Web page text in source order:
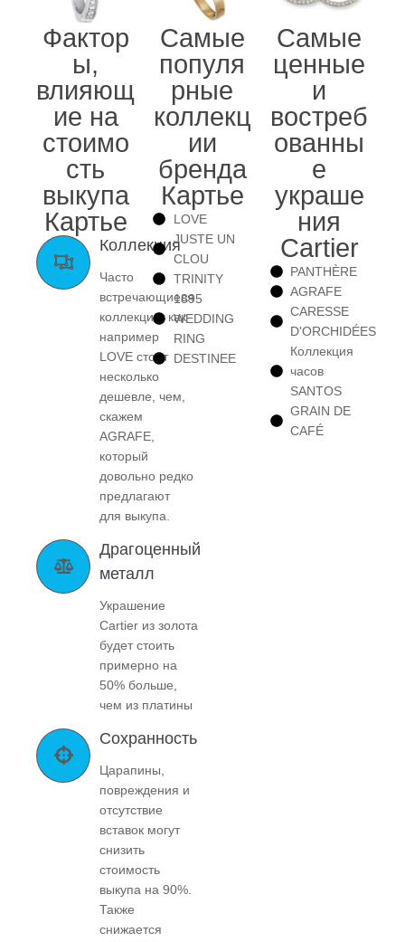
Фактор
ы,
влияющ
ие на
стоимо
сть
выкупа
Картье
Коллекция
Часто
встречающиеся
коллекции, как
например
LOVE стоят
несколько
дешевле, чем,
скажем
AGRAFE,
который
довольно редко
предлагают
для выкупа.
Драгоценный
металл
Украшение
Cartier из золота
будет стоить
примерно на
50% больше,
чем из платины
Сохранность
Царапины,
повреждения и
отсутствие
вставок могут
снизить
стоимость
выкупа на 90%.
Также
снижается
Самые
популя
рные
коллекц
ии
бренда
Картье
LOVE
JUSTE UN
CLOU
TRINITY
1895
WEDDING
RING
DESTINEE
Самые
ценные
и
востреб
ованны
е
украше
ния
Cartier
PANTHÈRE
AGRAFE
CARESSE
D'ORCHIDÉES
Коллекция
часов
SANTOS
GRAIN DE
CAFÉ